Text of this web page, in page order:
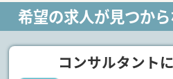
希望の求人が見つか
コンサルタント